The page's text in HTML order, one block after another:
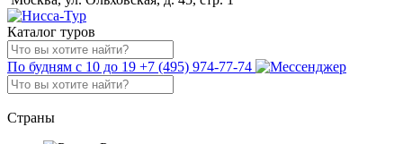
Каталог туров
По будням с 10 до 19 +7 (495) 974-77-74
Страны